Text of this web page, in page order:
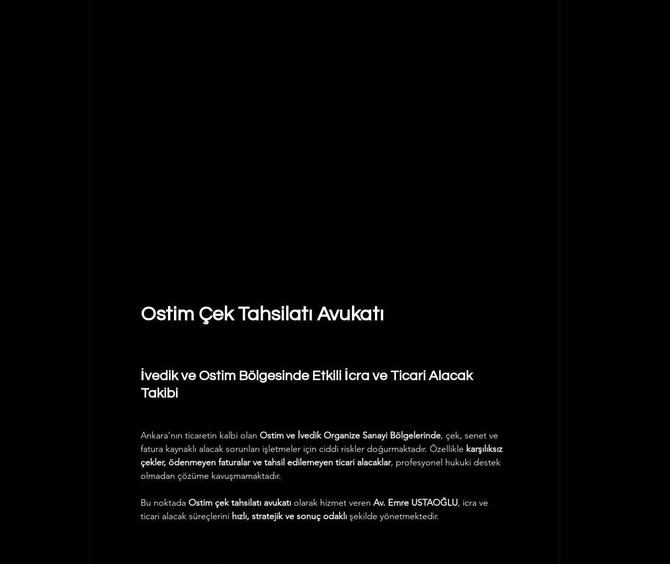
Ostim Çek Tahsilatı Avukatı
İvedik ve Ostim Bölgesinde Etkili İcra ve Ticari Alacak
Takibi
Ankara’nın ticaretin kalbi olan Ostim ve İvedik Organize Sanayi Bölgelerinde, çek, senet ve
fatura kaynaklı alacak sorunları işletmeler için ciddi riskler doğurmaktadır. Özellikle karşılıksız
çekler, ödenmeyen faturalar ve tahsil edilemeyen ticari alacaklar, profesyonel hukuki destek
olmadan çözüme kavuşmamaktadır.
Bu noktada Ostim çek tahsilatı avukatı olarak hizmet veren Av. Emre USTAOĞLU, icra ve
ticari alacak süreçlerini hızlı, stratejik ve sonuç odaklı şekilde yönetmektedir.